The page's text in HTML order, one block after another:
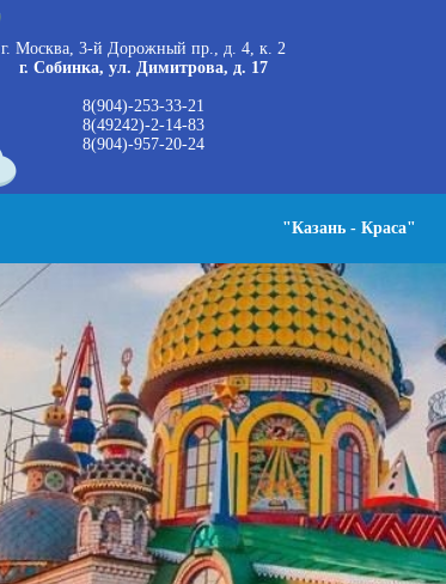
г. Москва, 3-й Дорожный пр., д. 4, к. 2
г. Собинка, ул. Димитрова, д. 17
8(904)-253-33-21
8(49242)-2-14-83
8(904)-957-20-24
"Казань - Краса"